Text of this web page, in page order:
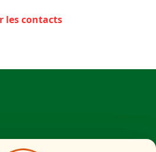
les contacts